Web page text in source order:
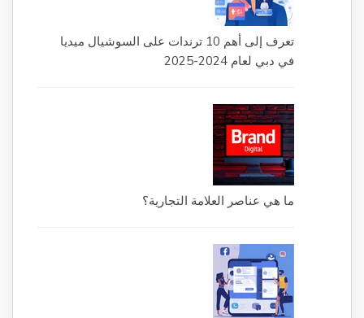
تعرف إلى أهم 10 ترندات على السوشيال ميديا
في دبي لعام 2024-2025
ما هي عناصر العلامة التجارية؟